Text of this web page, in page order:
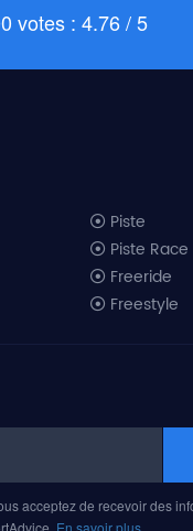
votes : 4.76 / 5
Piste
Piste Race
Freeride
Freestyle
Ski
Ski
Ski AM 2019
acceptez de recevoir des
En savoir plus…